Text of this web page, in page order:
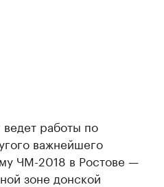
работы по
важнейшего
ЧМ-2018 в Ростове —
зоне донской